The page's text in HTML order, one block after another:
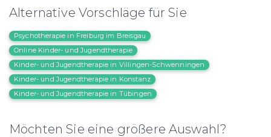
Alternative Vorschläge für Sie
Psychotherapie in Freiburg im Breisgau
Online Kinder- und Jugendtherapie
Kinder- und Jugendtherapie in Villingen-Schwenningen
Kinder- und Jugendtherapie in Konstanz
Kinder- und Jugendtherapie in Tübingen
Möchten Sie eine größere Auswahl?